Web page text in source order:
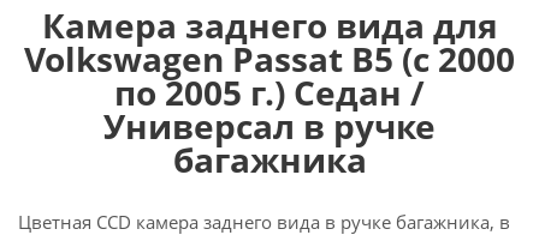
Камера заднего вида для
Volkswagen Passat B5 (с 2000
по 2005 г.) Седан /
Универсал в ручке
багажника
Цветная CCD камера заднего вида в ручке багажника, в